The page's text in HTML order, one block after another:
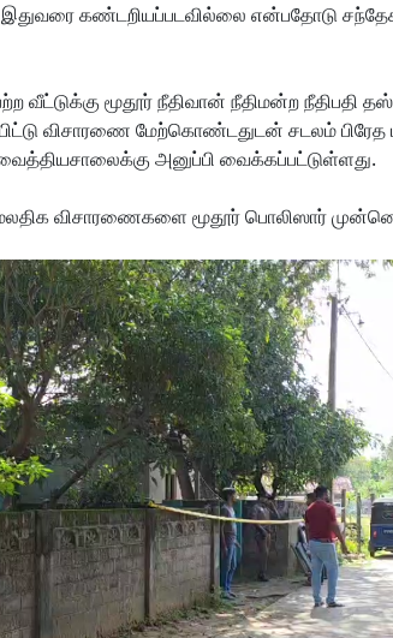
கண்டறியப்படவில்லை என்பதோடு
வீட்டுக்கு மூதூர் நீதிவான் நீதிமன்ற
விசாரணை மேற்கொண்டதுடன் சடலம்
அனுப்பி வைக்கப்பட்டுள்ளது.
விசாரணைகளை மூதூர் பொலிஸார்